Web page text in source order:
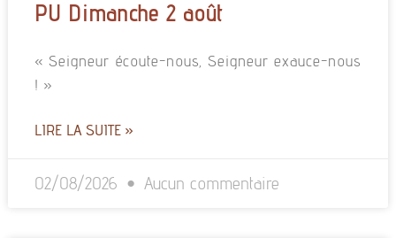
PU Dimanche 2 août
« Seigneur écoute-nous, Seigneur exauce-nous
! »
LIRE LA SUITE »
02/08/2026 Aucun commentaire